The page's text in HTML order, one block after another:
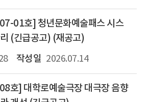
01호] 청년문화예술패스 시스
(긴급공고) (재공고)
2026.07.14
호] 대학로예술극장 대극장 음향